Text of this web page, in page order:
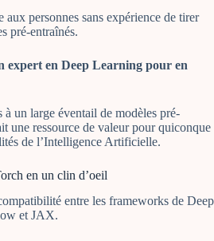
aux personnes sans expérience de tirer
pré-entraînés.
expert en Deep Learning pour en
un large éventail de modèles pré-
une ressource de valeur pour quiconque
de l’Intelligence Artificielle.
en un clin d’oeil
entre les frameworks de Deep
et JAX.